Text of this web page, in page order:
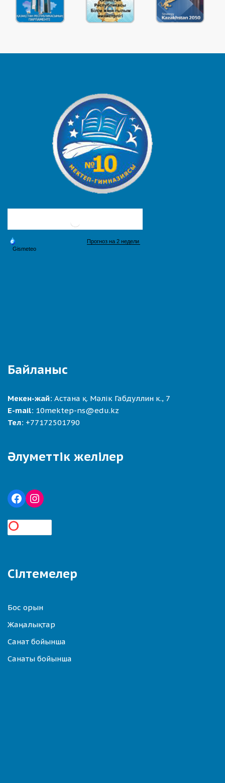
Байланыс
Мекен-жай: Астана қ. Мәлік Габдуллин к., 7
E-mail: 10mektep-ns@edu.kz
Тел: +77172501790
Әлуметтік желілер
Сілтемелер
Бос орын
Жаңалықтар
Санат бойынша
Санаты бойынша